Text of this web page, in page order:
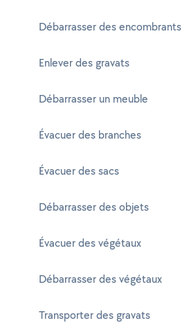
Débarrasser des encombrants
Enlever des gravats
Débarrasser un meuble
Évacuer des branches
Évacuer des sacs
Débarrasser des objets
Évacuer des végétaux
Débarrasser des végétaux
Transporter des gravats